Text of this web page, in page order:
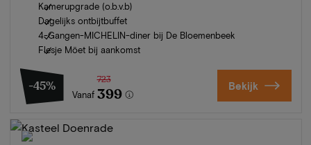
Kamerupgrade (o.b.v.b)
Dagelijks ontbijtbuffet
4-Gangen-MICHELIN-diner bij De Bloemenbeek
Flesje Möet bij aankomst
-45%
Vanaf
723
399 Bekijk